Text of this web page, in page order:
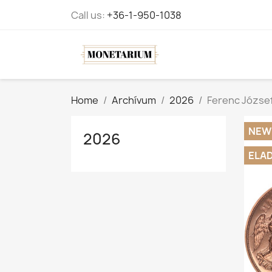
Call us: +36-1-950-1038
Home Archívum 2026 Ferenc
2026
NEW